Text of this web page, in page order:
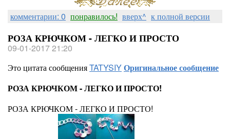
комментарии: 0 понравилось! вверх^ к полной версии
РОЗА КРЮЧКОМ - ЛЕГКО И ПРОСТО
09-01-2017 21:20
Это цитата сообщенияTATYSIYОригинальное сообщение
РОЗА КРЮЧКОМ - ЛЕГКО И ПРОСТО!
РОЗА КРЮЧКОМ - ЛЕГКО И ПРОСТО!